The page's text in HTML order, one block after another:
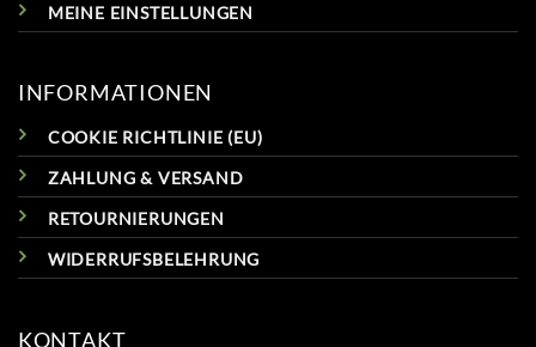
MEINE EINSTELLUNGEN
INFORMATIONEN
COOKIE RICHTLINIE (EU)
ZAHLUNG & VERSAND
RETOURNIERUNGEN
WIDERRUFSBELEHRUNG
KONTAKT